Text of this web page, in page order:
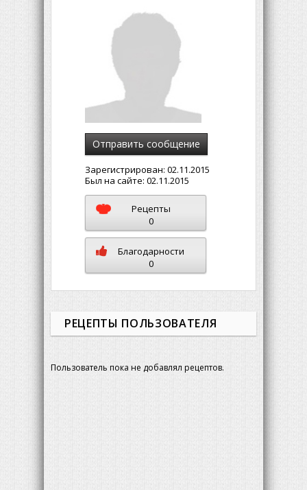
Отправить сообщение
Зарегистрирован: 02.11.2015
Был на сайте: 02.11.2015
Рецепты
0
Благодарности
0
РЕЦЕПТЫ ПОЛЬЗОВАТЕЛЯ
Пользователь пока не добавлял рецептов.